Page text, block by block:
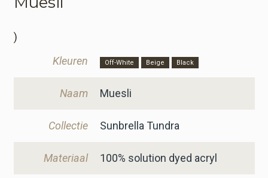
)
Kleuren
Off-White Beige Black
Naam Muesli
Collectie Sunbrella Tundra
Materiaal 100% solution dyed acryl